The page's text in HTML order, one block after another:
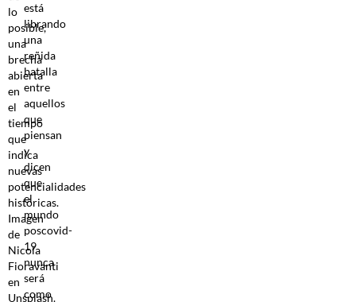
está
librando
una
reñida
batalla
entre
aquellos
que
piensan
y
dicen
que
el
mundo
poscovid-
19
nunca
será
como